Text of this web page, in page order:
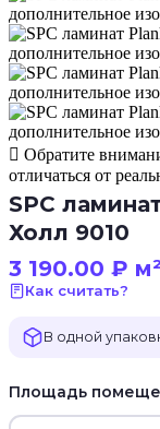
Обратите
отличаться от
SPC
Холл 9010
3 190.00 ₽ м²
Как считать?
В одной
Площадь